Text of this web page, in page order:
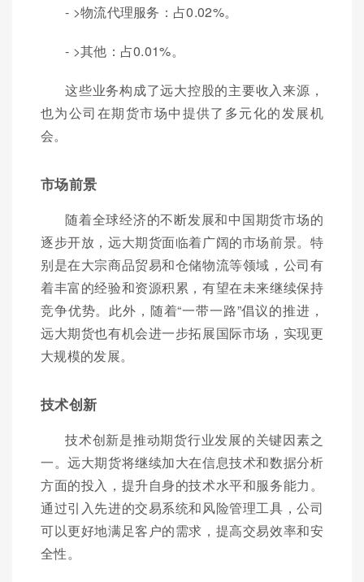
- >物流代理服务：占0.02%。
- >其他：占0.01%。
这些业务构成了远大控股的主要收入来源，
也为公司在期货市场中提供了多元化的发展机
会。
市场前景
随着全球经济的不断发展和中国期货市场的
逐步开放，远大期货面临着广阔的市场前景。特
别是在大宗商品贸易和仓储物流等领域，公司有
着丰富的经验和资源积累，有望在未来继续保持
竞争优势。此外，随着“一带一路”倡议的推进，
远大期货也有机会进一步拓展国际市场，实现更
大规模的发展。
技术创新
技术创新是推动期货行业发展的关键因素之
一。远大期货将继续加大在信息技术和数据分析
方面的投入，提升自身的技术水平和服务能力。
通过引入先进的交易系统和风险管理工具，公司
可以更好地满足客户的需求，提高交易效率和安
全性。